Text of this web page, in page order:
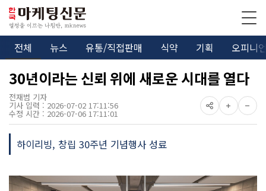
전체 뉴스 유통/직접판매 식약 기획 오피니
30년이라는 신뢰 위에 새로운 시대를 열다
전재범 기자
기사 입력 : 2026-07-02 17:11:56
수정 시간 : 2026-07-06 17:11:01
하이리빙, 창립 30주년 기념행사 성료